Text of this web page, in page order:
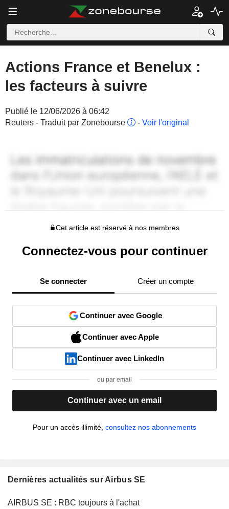
Actions France et Benelux :
les facteurs à suivre
Publié le 12/06/2026 à 06:42
Reuters - Traduit par Zonebourse
- Voir l'original
Cet article est réservé à nos membres
Connectez-vous pour continuer
Se connecter Créer un compte
Continuer avec Google
Continuer avec Apple
Continuer avec LinkedIn
ou par email
Continuer avec un email
Pour un accès illimité, consultez nos abonnements
Dernières actualités sur Airbus SE
AIRBUS SE : RBC toujours à l'achat